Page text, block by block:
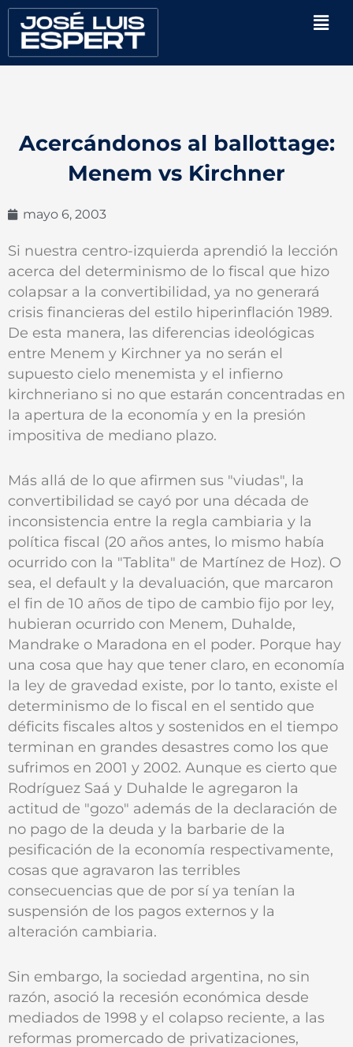
contenido
Acercándonos al ballottage:
Menem vs Kirchner
mayo 6, 2003
Si nuestra centro-izquierda aprendió la lección
acerca del determinismo de lo fiscal que hizo
colapsar a la convertibilidad, ya no generará
crisis financieras del estilo hiperinflación 1989.
De esta manera, las diferencias ideológicas
entre Menem y Kirchner ya no serán el
supuesto cielo menemista y el infierno
kirchneriano si no que estarán concentradas en
la apertura de la economía y en la presión
impositiva de mediano plazo.
Más allá de lo que afirmen sus "viudas", la
convertibilidad se cayó por una década de
inconsistencia entre la regla cambiaria y la
política fiscal (20 años antes, lo mismo había
ocurrido con la "Tablita" de Martínez de Hoz). O
sea, el default y la devaluación, que marcaron
el fin de 10 años de tipo de cambio fijo por ley,
hubieran ocurrido con Menem, Duhalde,
Mandrake o Maradona en el poder. Porque hay
una cosa que hay que tener claro, en economía
la ley de gravedad existe, por lo tanto, existe el
determinismo de lo fiscal en el sentido que
déficits fiscales altos y sostenidos en el tiempo
terminan en grandes desastres como los que
sufrimos en 2001 y 2002. Aunque es cierto que
Rodríguez Saá y Duhalde le agregaron la
actitud de "gozo" además de la declaración de
no pago de la deuda y la barbarie de la
pesificación de la economía respectivamente,
cosas que agravaron las terribles
consecuencias que de por sí ya tenían la
suspensión de los pagos externos y la
alteración cambiaria.
Sin embargo, la sociedad argentina, no sin
razón, asoció la recesión económica desde
mediados de 1998 y el colapso reciente, a las
reformas promercado de privatizaciones,